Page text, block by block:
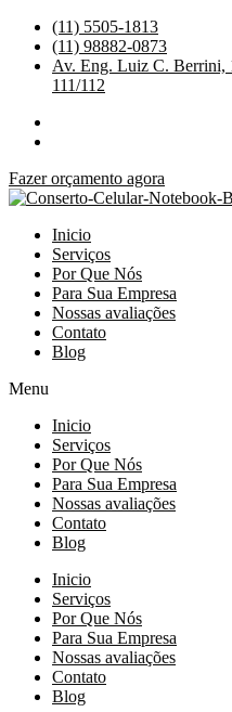
para
conteúdo
(11) 5505-1813
(11) 98882-0873
Av. Eng. Luiz C. Berrini,
111/112
Fazer orçamento agora
Inicio
Serviços
Por Que Nós
Para Sua Empresa
Nossas avaliações
Contato
Blog
Menu
Inicio
Serviços
Por Que Nós
Para Sua Empresa
Nossas avaliações
Contato
Blog
Inicio
Serviços
Por Que Nós
Para Sua Empresa
Nossas avaliações
Contato
Blog